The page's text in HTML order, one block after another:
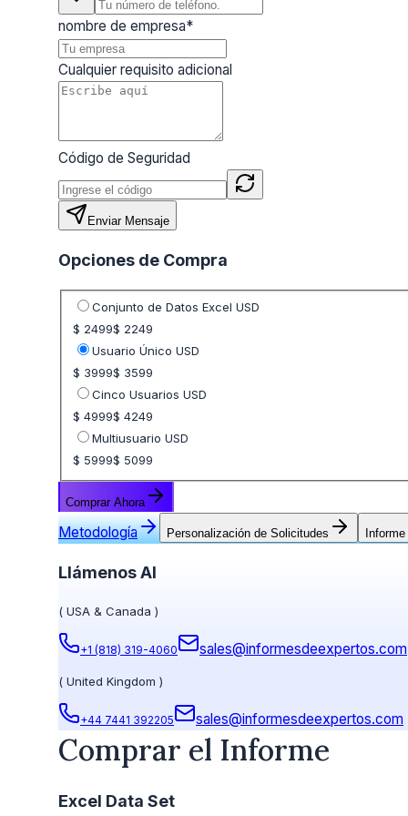
nombre de empresa*
Cualquier requisito adicional
Código de Seguridad
Enviar Mensaje
Opciones de Compra
Seleccione opción de precio
Conjunto de Datos Excel USD
$ 2499$ 2249
Usuario Único USD
$ 3999$ 3599
Cinco Usuarios USD
$ 4999$ 4249
Multiusuario USD
$ 5999$ 5099
Comprar Ahora
Metodología Personalización de Solicitudes
Llámenos Al
( USA & Canada )
+1 (818) 319-4060 sales@informesdeexpertos.com
( United Kingdom )
+44 7441 392205 sales@informesdeexpertos.com
Comprar el Informe
Excel Data Set